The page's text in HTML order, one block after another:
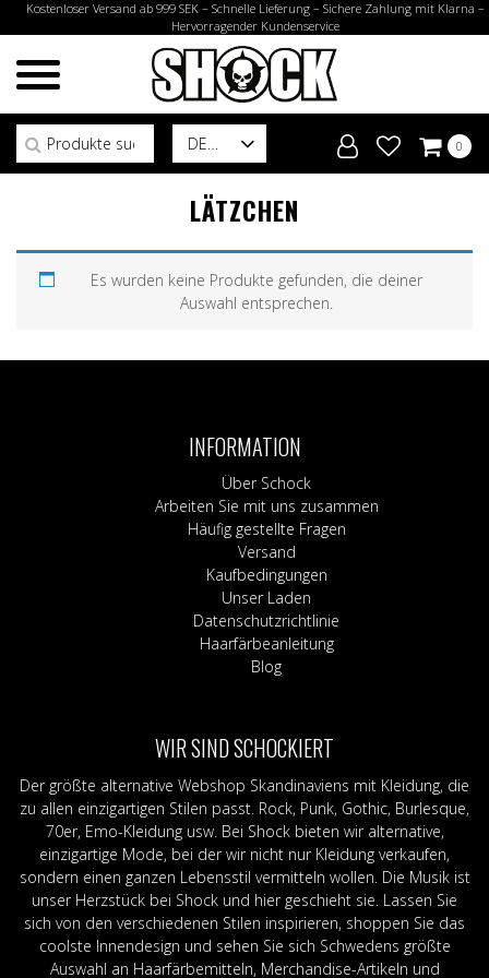
Kostenloser Versand ab 999 SEK – Schnelle Lieferung – Sichere Zahlung mit Klarna –
Hervorragender Kundenservice
DE
Suchen nach:
0
LÄTZCHEN
Es wurden keine Produkte gefunden, die deiner
Auswahl entsprechen.
INFORMATION
Über Schock
Arbeiten Sie mit uns zusammen
Häufig gestellte Fragen
Versand
Kaufbedingungen
Unser Laden
Datenschutzrichtlinie
Haarfärbeanleitung
Blog
WIR SIND SCHOCKIERT
Der größte alternative Webshop Skandinaviens mit Kleidung, die
zu allen einzigartigen Stilen passt. Rock, Punk, Gothic, Burlesque,
70er, Emo-Kleidung usw. Bei Shock bieten wir alternative,
einzigartige Mode, bei der wir nicht nur Kleidung verkaufen,
sondern einen ganzen Lebensstil vermitteln wollen. Die Musik ist
unser Herzstück bei Shock und hier geschieht sie. Lassen Sie
sich von den verschiedenen Stilen inspirieren, shoppen Sie das
coolste Innendesign und sehen Sie sich Schwedens größte
Auswahl an Haarfärbemitteln, Merchandise-Artikeln und